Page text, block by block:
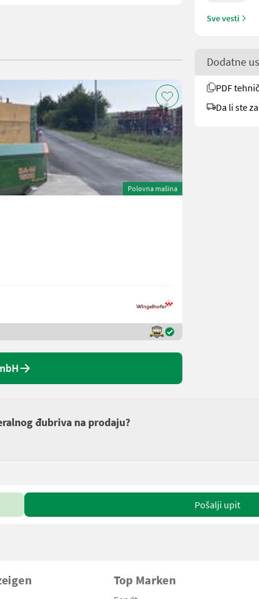
Sve vesti
Dodatne
PDF
Da li ste
Polovna mašina
đubriva na prodaju?
Pošalji upit
Top Marken